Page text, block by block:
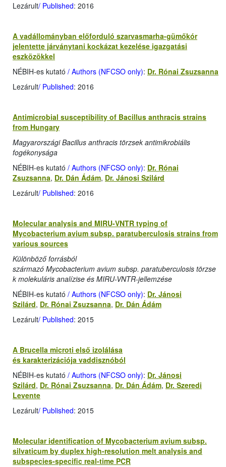
Lezárult/ Published: 2016
A vadállományban előforduló szarvasmarha-gümőkór
jelentette járványtani kockázat kezelése igazgatási
eszközökkel
NÉBIH-es kutató / Authors (NFCSO only): Dr. Rónai Zsuzsanna
Lezárult/ Published: 2016
Antimicrobial susceptibility of Bacillus anthracis strains
from Hungary
Magyarországi Bacillus anthracis törzsek antimikrobiális
fogékonysága
NÉBIH-es kutató / Authors (NFCSO only): Dr. Rónai
Zsuzsanna, Dr. Dán Ádám, Dr. Jánosi Szilárd
Lezárult/ Published: 2016
Molecular analysis and MIRU-VNTR typing of
Mycobacterium avium subsp. paratuberculosis strains from
various sources
Különböző forrásból
származó Mycobacterium avium subsp. paratuberculosis törzse
k molekuláris analízise és MIRU-VNTR-jellemzése
NÉBIH-es kutató / Authors (NFCSO only): Dr. Jánosi
Szilárd, Dr. Rónai Zsuzsanna, Dr. Dán Ádám
Lezárult/ Published: 2015
A Brucella microti első izolálása
és karakterizációja vaddisznóból
NÉBIH-es kutató / Authors (NFCSO only): Dr. Jánosi
Szilárd, Dr. Rónai Zsuzsanna, Dr. Dán Ádám, Dr. Szeredi
Levente
Lezárult/ Published: 2015
Molecular identification of Mycobacterium avium subsp.
silvaticum by duplex high-resolution melt analysis and
subspecies-specific real-time PCR